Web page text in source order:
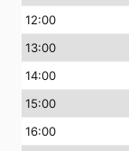
12:00
13:00
14:00
15:00
16:00